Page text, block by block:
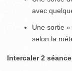
avec
Une sortie
selon la
Intercaler 2